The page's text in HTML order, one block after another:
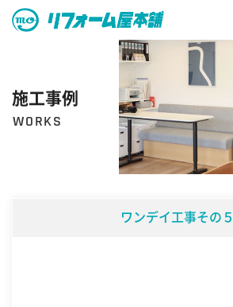
施工事例
WORKS
ワンデイ工事その５